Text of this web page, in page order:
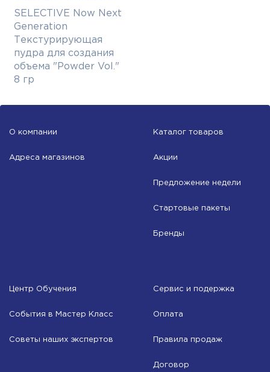
SELECTIVE Now Next
Generation
Текстурирующая
пудра для создания
объема "Powder Vol."
8 гр
О компании
Адреса магазинов
Каталог товаров
Акции
Предложение недели
Стартовые пакеты
Бренды
Центр Обучения
События в Мастер Класс
Советы наших экспертов
Сервис и подержка
Оплата
Правила продаж
Договор